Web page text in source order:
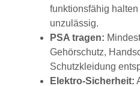
funktionsfähig
unzulässig.
PSA tragen:
Gehörschutz,
Schutzkleidung
Elektro-Sicherheit: